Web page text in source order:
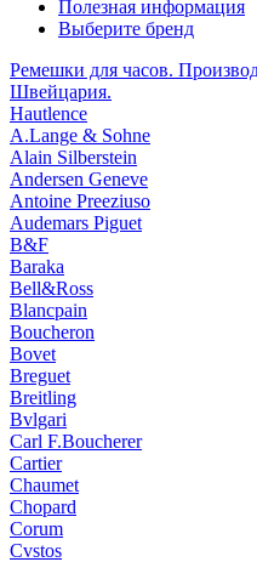
Полезная информация
Выберите бренд
Ремешки для часов.
Швейцария.
Hautlence
A.Lange & Sohne
Alain Silberstein
Andersen Geneve
Antoine Preeziuso
Audemars Piguet
B&F
Baraka
Bell&Ross
Blancpain
Boucheron
Bovet
Breguet
Breitling
Bvlgari
Carl F.Boucherer
Cartier
Chaumet
Chopard
Corum
Cvstos